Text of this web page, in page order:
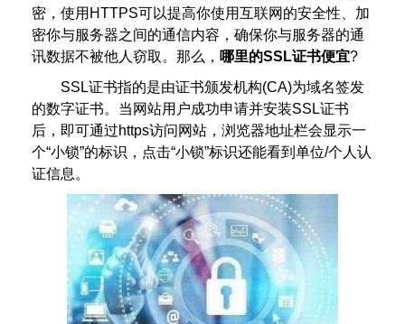
密，使用HTTPS可以提高你使用互联网的安全性、加
密你与服务器之间的通信内容，确保你与服务器的通
讯数据不被他人窃取。那么， 哪里的SSL证书便宜?
SSL证书指的是由证书颁发机构(CA)为域名签发
的数字证书。当网站用户成功申请并安装SSL证书
后，即可通过https访问网站，浏览器地址栏会显示一
个“小锁”的标识，点击“小锁”标识还能看到单位/个人认
证信息。